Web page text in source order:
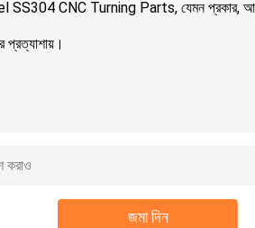
জমা দিন